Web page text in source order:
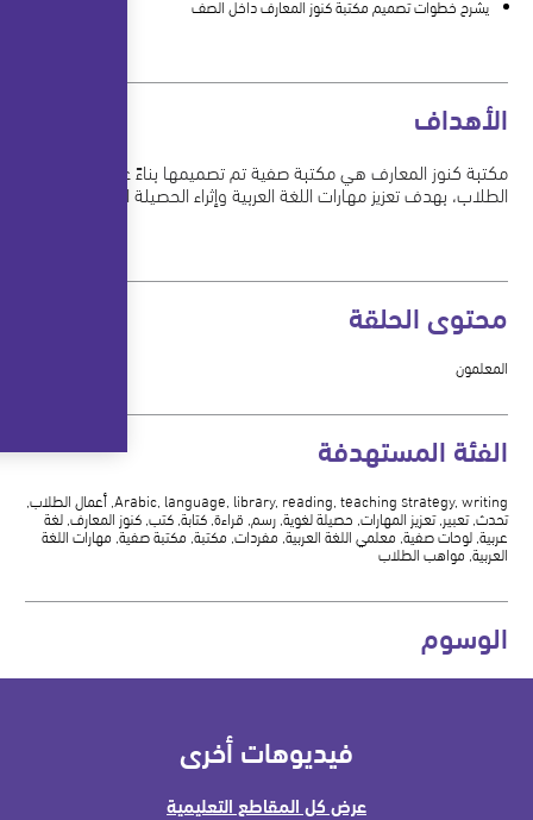
يشرح خطوات تصميم مكتبة كنوز المعارف داخل الصف
الأهداف
مكتبة كنوز المعارف هي مكتبة صفية تم تصميمها بناءً على اهتمامات
الطلاب، بهدف تعزيز مهارات اللغة العربية وإثراء الحصيلة اللغوية لديهم.
محتوى الحلقة
المعلمون
الفئة المستهدفة
Arabic, language, library, reading, teaching strategy, writing, أعمال الطلاب,
تحدث, تعبير, تعزيز المهارات, حصيلة لغوية, رسم, قراءة, كتابة, كتب, كنوز المعارف, لغة
عربية, لوحات صفية, معلمي اللغة العربية, مفردات, مكتبة, مكتبة صفية, مهارات اللغة
العربية, مواهب الطلاب
الوسوم
فيديوهات أخرى
عرض كل المقاطع التعليمية